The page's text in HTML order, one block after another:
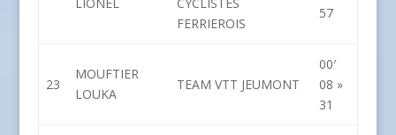
FERRIEROIS
57
23
MOUFTIER
LOUKA
TEAM VTT JEUMONT
00′
08 »
31